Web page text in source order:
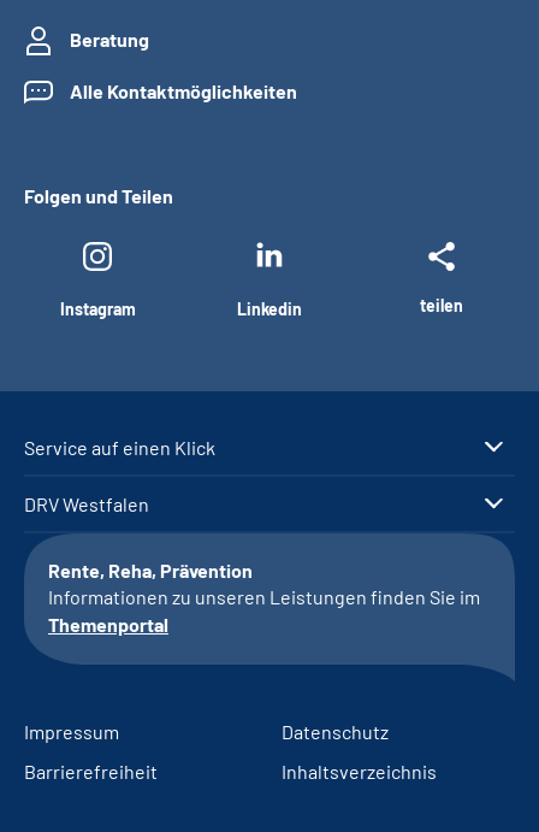
Beratung
Alle Kontaktmöglichkeiten
Folgen und Teilen
Instagram Linkedin teilen
Service auf einen Klick
DRV Westfalen
Rente, Reha, Prävention
Informationen zu unseren Leistungen finden Sie im
Themenportal
Impressum
Datenschutz
Barrierefreiheit
Inhaltsverzeichnis